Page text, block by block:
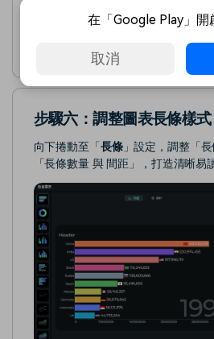
調整長寬比與主
步驟六：調整圖表長條樣式
向下捲動至「 長條」設定，調整「
「長條數量 與 間距」，打造清晰易
在「Google Play」開
取消